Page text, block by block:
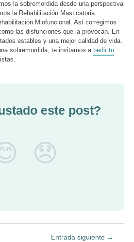
la sobremordida desde una perspectiva
la Rehabilitación Masticatoria
Miofuncional. Así corregimos
las disfunciones que la provocan. En
estables y una mejor calidad de vida.
sobremordida, te invitamos a pedir tu
este post?
😞
Entrada siguiente →